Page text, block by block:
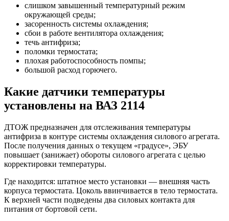
слишком завышенный температурный режим
окружающей среды;
засоренность системы охлаждения;
сбои в работе вентилятора охлаждения;
течь антифриза;
поломки термостата;
плохая работоспособность помпы;
большой расход горючего.
Какие датчики температуры
установлены на ВАЗ 2114
ДТОЖ предназначен для отслеживания температуры
антифриза в контуре системы охлаждения силового агрегата.
После получения данных о текущем «градусе», ЭБУ
повышает (занижает) обороты силового агрегата с целью
корректировки температуры.
Где находится: штатное место установки — внешняя часть
корпуса термостата. Цоколь ввинчивается в тело термостата.
К верхней части подведены два силовых контакта для
питания от бортовой сети.